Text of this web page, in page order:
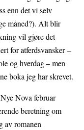
enn det vi selv
måned?). Alt blir
vil gjøre det
for atferdsvansker –
og hverdag – men
boka jeg har skrevet.
Nova februar
beretning om
av romanen